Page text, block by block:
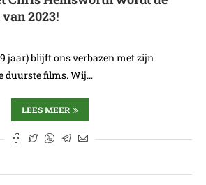
2023!
jaar) blijft ons verbazen met zijn
duurste films. Wij…
LEES MEER